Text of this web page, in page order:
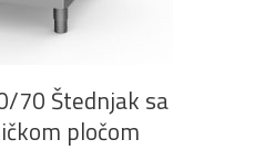
70 Štednjak sa
pločom